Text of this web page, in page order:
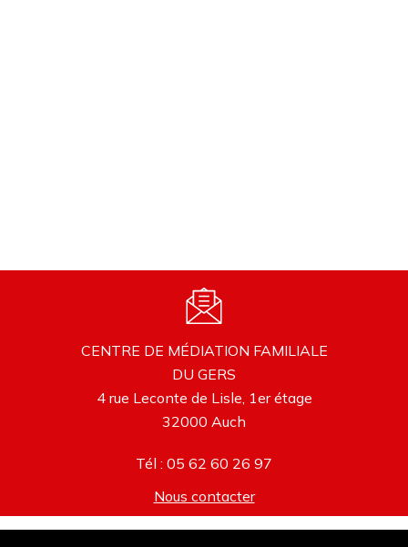
CENTRE DE MÉDIATION FAMILIALE
DU GERS
4 rue Leconte de Lisle, 1er étage
32000 Auch
Tél : 05 62 60 26 97
Nous contacter